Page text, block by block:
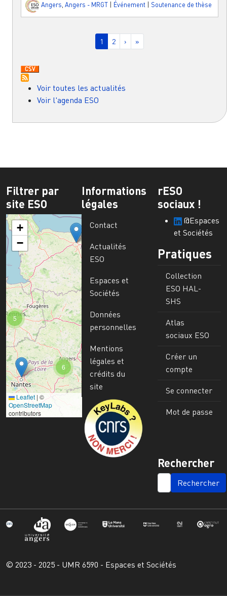
Angers, Angers - MRGT Événement Soutenance de thèse
Page courante
1 Page
2 Page suivante
› Dernière page
»
Voir toutes les actualités
Voir l'agenda ESO
Filtrer par
site ESO
6
5
+
−
Leaflet | ©
OpenStreetMap
contributors
Informations
légales
Contact
Actualités
ESO
Espaces et
Sociétés
Données
personnelles
Mentions
légales et
crédits du
site
Image
rESO
sociaux !
@Espaces
et Sociétés
Pratiques
Collection
ESO HAL-
SHS
Atlas
sociaux ESO
Créer un
compte
Se connecter
Mot de passe
Rechercher
SEARCH
© 2023 - 2025 - UMR 6590 - Espaces et Sociétés